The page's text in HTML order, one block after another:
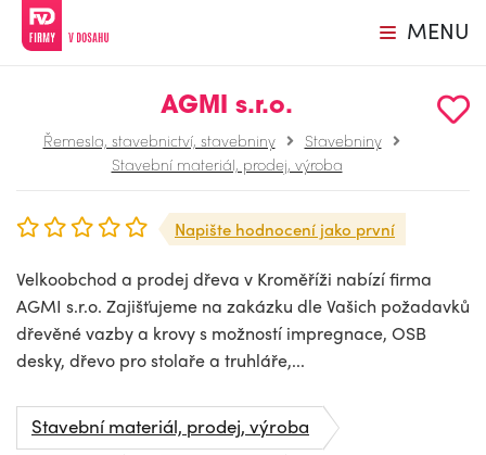
MENU
AGMI s.r.o.
Řemesla, stavebnictví, stavebniny
Stavebniny
Stavební materiál, prodej, výroba
Napište hodnocení jako první
Velkoobchod a prodej dřeva v Kroměříži nabízí firma
AGMI s.r.o. Zajišťujeme na zakázku dle Vašich požadavků
dřevěné vazby a krovy s možností impregnace, OSB
desky, dřevo pro stolaře a truhláře,...
Stavební materiál, prodej, výroba